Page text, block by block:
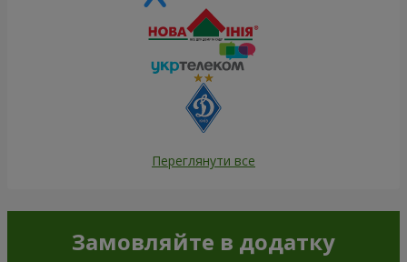
Переглянути все
Замовляйте в додатку